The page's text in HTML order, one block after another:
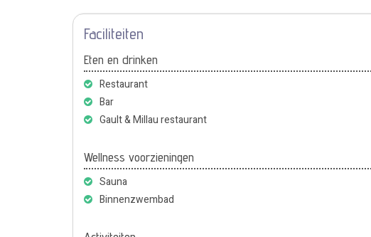
Faciliteiten
Eten en drinken
Restaurant
Bar
Gault & Millau restaurant
Wellness voorzieningen
Sauna
Binnenzwembad